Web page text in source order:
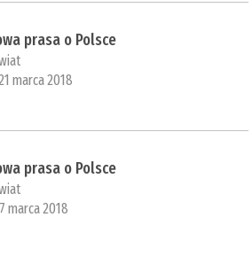
prasa o Polsce
marca 2018
prasa o Polsce
marca 2018